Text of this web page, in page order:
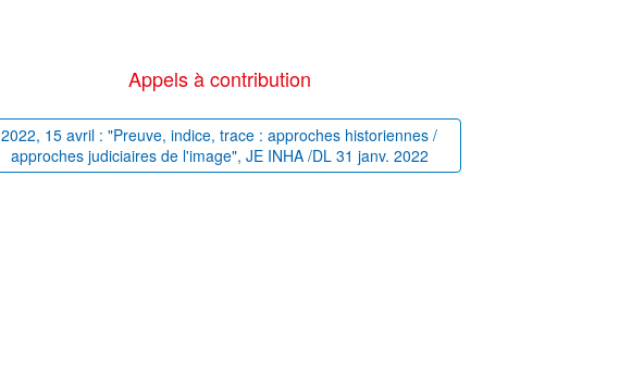
Appels à contribution
2022, 15 avril : "Preuve, indice, trace : approches historiennes /
approches judiciaires de l'image", JE INHA /DL 31 janv. 2022